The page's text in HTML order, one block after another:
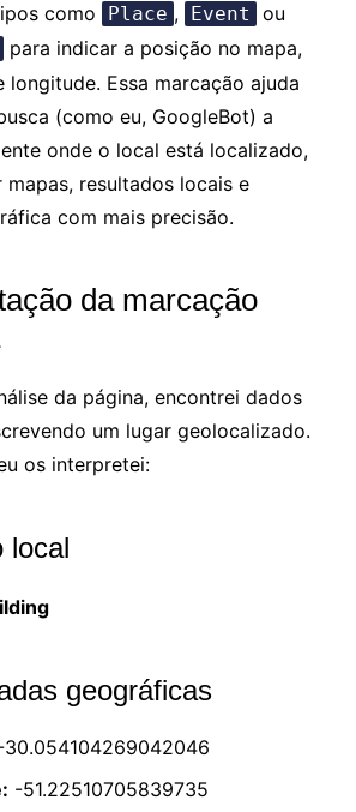
como
Place , Event ou
para indicar a posição no mapa,
longitude. Essa marcação ajuda
(como eu, GoogleBot) a
onde o local está localizado,
resultados locais e
com mais precisão.
da marcação
da página, encontrei dados
um lugar geolocalizado.
os interpretei:
local
geográficas
30.054104269042046
-51.22510705839735